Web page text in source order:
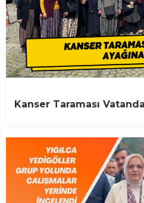
Kanser Taraması